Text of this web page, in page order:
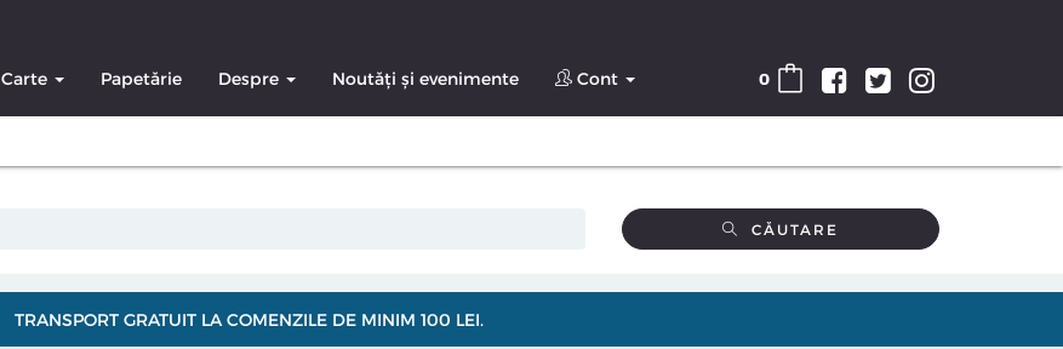
0
Carte Papetărie Despre Noutăți și evenimente Cont
CĂUTARE
TRANSPORT GRATUIT LA COMENZILE DE MINIM 100 LEI.